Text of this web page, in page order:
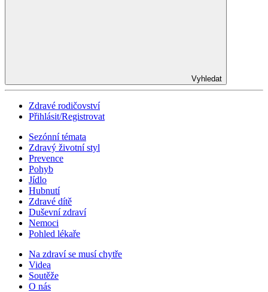
Vyhledat
Zdravé rodičovství
Přihlásit/Registrovat
Sezónní témata
Zdravý životní styl
Prevence
Pohyb
Jídlo
Hubnutí
Zdravé dítě
Duševní zdraví
Nemoci
Pohled lékaře
Na zdraví se musí chytře
Videa
Soutěže
O nás